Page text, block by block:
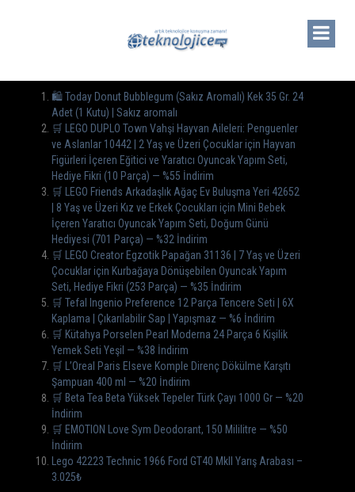
🛍️ Today Donut Bubblegum (Sakız Aromalı) Kek 35 Gr. 24
Adet (1 Kutu) | Sakız aromalı
🛒 LEGO DUPLO Town Vahşi Hayvan Aileleri: Penguenler
ve Aslanlar 10442 | 2 Yaş ve Üzeri Çocuklar için Hayvan
Figürleri İçeren Eğitici ve Yaratıcı Oyuncak Yapım Seti,
Hediye Fikri (10 Parça) — %55 İndirim
🛒 LEGO Friends Arkadaşlık Ağaç Ev Buluşma Yeri 42652
| 8 Yaş ve Üzeri Kız ve Erkek Çocukları için Mini Bebek
İçeren Yaratıcı Oyuncak Yapım Seti, Doğum Günü
Hediyesi (701 Parça) — %32 İndirim
🛒 LEGO Creator Egzotik Papağan 31136 | 7 Yaş ve Üzeri
Çocuklar için Kurbağaya Dönüşebilen Oyuncak Yapım
Seti, Hediye Fikri (253 Parça) — %35 İndirim
🛒 Tefal Ingenio Preference 12 Parça Tencere Seti | 6X
Kaplama | Çıkarılabilir Sap | Yapışmaz — %6 İndirim
🛒 Kütahya Porselen Pearl Moderna 24 Parça 6 Kişilik
Yemek Seti Yeşil — %38 İndirim
🛒 L’Oreal Paris Elseve Komple Direnç Dökülme Karşıtı
Şampuan 400 ml — %20 İndirim
🛒 Beta Tea Beta Yüksek Tepeler Türk Çayı 1000 Gr — %20
İndirim
🛒 EMOTION Love Sym Deodorant, 150 Mililitre — %50
İndirim
Lego 42223 Technic 1966 Ford GT40 MkII Yarış Arabası –
3.025₺